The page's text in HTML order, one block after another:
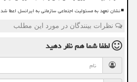
نشان تعهد به مسئولیت اجتماعی سازمانی به ایرانسل اعطا شد
نظرات بینندگان در مورد این مطلب
لطفا شما همنظر دهید